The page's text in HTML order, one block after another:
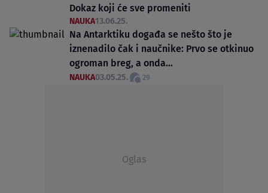
Dokaz koji će sve promeniti
NAUKA13.06.25.
Na Antarktiku događa se nešto što je
iznenadilo čak i naučnike: Prvo se otkinuo
ogroman breg, a onda...
NAUKA03.05.25. 29
Oglas